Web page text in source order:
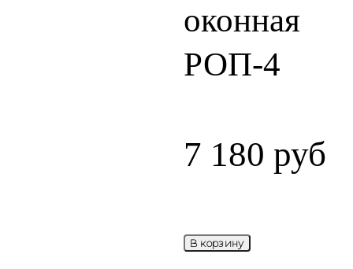
оконная
РОП-4
7 180 руб
В корзину